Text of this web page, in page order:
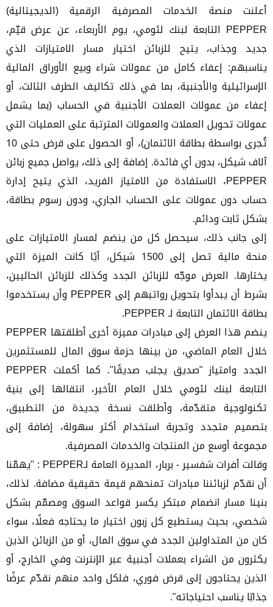
أعلنت منصة الخدمات المصرفية الرقمية (الديجيتالية)
PEPPER التابعة لبنك لئومي، يوم الأربعاء، عن عرض قيّم،
جديد وجذاب، يتيح للزبائن اختيار مسار الامتيازات الذي
يناسبهم: إعفاء كامل من عمولات شراء وبيع الأوراق المالية
الإسرائيلية والأجنبية، بما في ذلك تكاليف الطرف الثالث، أو
إعفاء من عمولات العملات الأجنبية في الحساب (بما يشمل
عمولات تحويل العملات والعمولات المترتبة على العمليات التي
تُجرى بواسطة بطاقة الائتمان)، أو الحصول على قرض حتى 10
آلاف شيكل، بدون أي فائدة. إضافة إلى ذلك، يواصل جميع زبائن
PEPPER، الاستفادة من الامتياز الفريد، الذي يتيح إدارة
حساب دون عمولات على الحساب الجاري، ودون رسوم بطاقة،
بشكل ثابت ودائم.
إلى جانب ذلك، سيحصل كل من ينضم لمسار الامتيازات على
منحة مالية تصل إلى 1500 شيكل، أيًا كانت الميزة التي
يختارها. العرض موجّه للزبائن الجدد وكذلك للزبائن الحاليين،
بشرط أن يبدأوا بتحويل رواتبهم إلى PEPPER وأن يستخدموا
بطاقة الائتمان التابعة لـ PEPPER.
ينضم هذا العرض إلى مبادرات مميزة أخرى أطلقتها PEPPER
خلال العام الماضي، من بينها حزمة سوق المال للمستثمرين
الجدد وامتياز "صديق يجلب صديقًا". كما أكملت PEPPER
التابعة لبنك لئومي خلال العام الأخير، انتقالها إلى بنية
تكنولوجية متقدّمة، وأطلقت نسخة جديدة من التطبيق،
بتصميم متجدد وتجربة استخدام أكثر سهولة، إضافة إلى
مجموعة أوسع من المنتجات والخدمات المصرفية.
وقالت أفرات شفسير - بربار، المديرة العامة لـPEPPER : "يهمّنا
أن نقدّم لزبائننا مبادرات تمنحهم قيمة حقيقية مضافة. لذلك،
بنينا مسار انضمام مبتكر يكسر قواعد السوق ومصمّم بشكل
شخصي، بحيث يستطيع كل زبون اختيار ما يحتاجه فعلًا، سواء
كان من المتداولين الجدد في سوق المال، أو من الزبائن الذين
يكثرون من الشراء بعملات أجنبية عبر الإنترنت وفي الخارج، أو
الذين يحتاجون إلى قرض فوري، فلكل واحد منهم نقدّم عرضًا
جذابًا يناسب احتياجاته".